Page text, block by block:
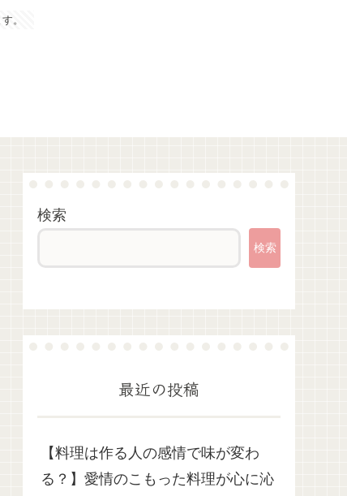
。
検索
検索
最近の投稿
【料理は作る人の感情で味が変わ
る？】愛情のこもった料理が心に沁